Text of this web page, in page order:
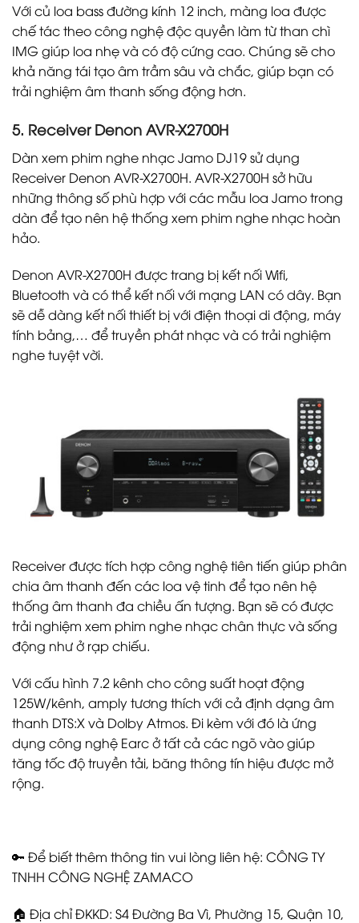
Với củ loa bass đường kính 12 inch, màng loa được
chế tác theo công nghệ độc quyền làm từ than chì
IMG giúp loa nhẹ và có độ cứng cao. Chúng sẽ cho
khả năng tái tạo âm trầm sâu và chắc, giúp bạn có
trải nghiệm âm thanh sống động hơn.
5. Receiver Denon AVR-X2700H
Dàn xem phim nghe nhạc Jamo DJ19 sử dụng
Receiver Denon AVR-X2700H. AVR-X2700H sở hữu
những thông số phù hợp với các mẫu loa Jamo trong
dàn để tạo nên hệ thống xem phim nghe nhạc hoàn
hảo.
Denon AVR-X2700H được trang bị kết nối Wifi,
Bluetooth và có thể kết nối với mạng LAN có dây. Bạn
sẽ dễ dàng kết nối thiết bị với điện thoại di động, máy
tính bảng,… để truyền phát nhạc và có trải nghiệm
nghe tuyệt vời.
Receiver được tích hợp công nghệ tiên tiến giúp phân
chia âm thanh đến các loa vệ tinh để tạo nên hệ
thống âm thanh đa chiều ấn tượng. Bạn sẽ có được
trải nghiệm xem phim nghe nhạc chân thực và sống
động như ở rạp chiếu.
Với cấu hình 7.2 kênh cho công suất hoạt động
125W/kênh, amply tương thích với cả định dạng âm
thanh DTS:X và Dolby Atmos. Đi kèm với đó là ứng
dụng công nghệ Earc ở tất cả các ngõ vào giúp
tăng tốc độ truyền tải, băng thông tín hiệu được mở
rộng.
🔑 Để biết thêm thông tin vui lòng liên hệ: CÔNG TY
TNHH CÔNG NGHỆ ZAMACO
🏠 Địa chỉ ĐKKD: S4 Đường Ba Vì, Phường 15, Quận 10,